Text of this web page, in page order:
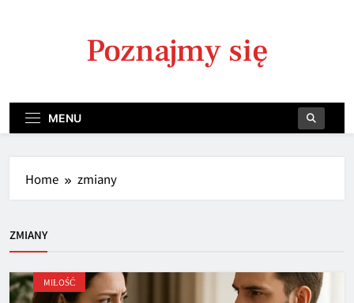
Poznajmy się
MENU
Home zmiany
ZMIANY
MIŁOŚĆ